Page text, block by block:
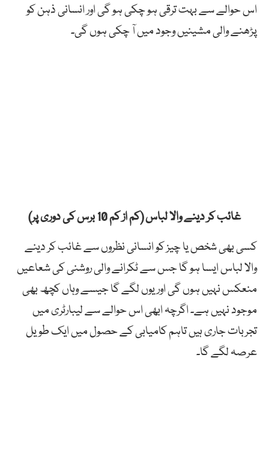
اس حوالے سے بہت ترقی ہو چکی ہو گی اور انسانی ذہن کو
پڑھنے والی مشینیں وجود میں آ چکی ہوں گی۔
غائب کر دینے والا لباس (کم از کم 10 برس کی دوری پر)
کسی بھی شخص یا چیز کو انسانی نظروں سے غائب کر دینے
والا لباس ایسا ہو گا جس سے ٹکرانے والی روشنی کی شعاعیں
منعکس نہیں ہوں گی اور یوں لگے گا جیسے وہاں کچھ بھی
موجود نہیں ہے۔ اگرچہ ابھی اس حوالے سے لیبارٹری میں
تجربات جاری ہیں تاہم کامیابی کے حصول میں ایک طویل
عرصہ لگے گا۔